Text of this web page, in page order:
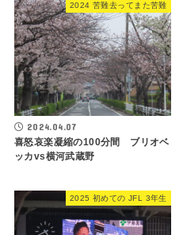
2024 苦難去ってまた苦難
2024.04.07
喜怒哀楽凝縮の100分間 ブリオベ
ッカvs横河武蔵野
2025 初めての JFL 3年生